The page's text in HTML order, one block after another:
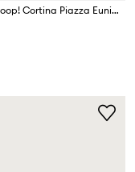
Чанта Joop! Cortina Piazza Eunike